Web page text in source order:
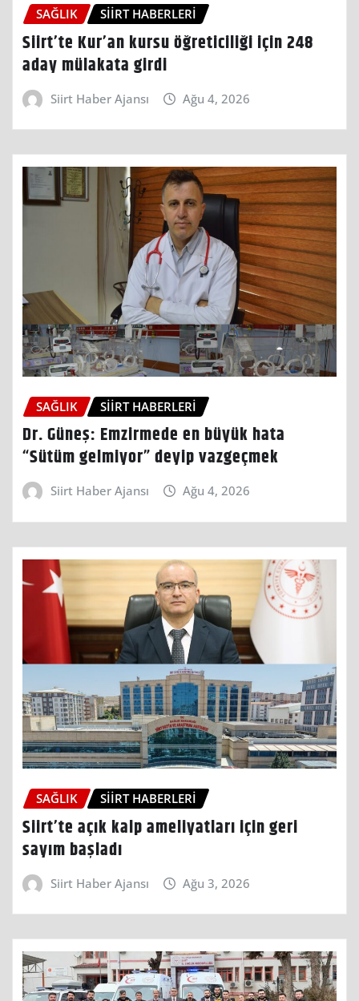
SAĞLIK SIIRT HABERLERI
Siirt’te Kur’an kursu öğreticiliği için 248
aday mülakata girdi
Siirt Haber Ajansı Ağu 4, 2026
SAĞLIK SIIRT HABERLERI
Dr. Güneş: Emzirmede en büyük hata
“Sütüm gelmiyor” deyip vazgeçmek
Siirt Haber Ajansı Ağu 4, 2026
SAĞLIK SIIRT HABERLERI
Siirt’te açık kalp ameliyatları için geri
sayım başladı
Siirt Haber Ajansı Ağu 3, 2026